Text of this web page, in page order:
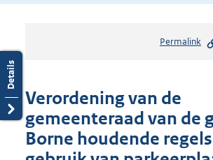
Permalink
Verordening van de
gemeenteraad van de
Borne houdende